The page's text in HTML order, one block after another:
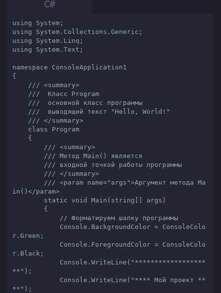
using
using
using
using System.Text;
namespace
ConsoleApplication1
{
/// <summary>
///
  Класс Program
///
  основной класс программы
///
  выводящий текст "Hello, World!"
/// </summary>
class
Program
/// <summary>
/// Метод Main() является
/// входной точкой работы программы
/// </summary>
/// <param name="args">Аргумент метода Ma
in() </param>
static void Main ( string [] args )
{
// Форматируем шапку программы
r.Green;
r.Black;
            Console.WriteLine(
"******************
**" );
            Console.WriteLine(
"**** Мой проект **
**" );